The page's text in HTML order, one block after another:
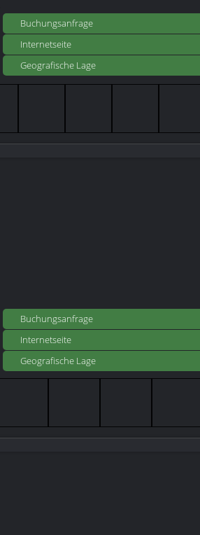
Buchungsanfrage
Internetseite
Geografische Lage
Buchungsanfrage
Internetseite
Geografische Lage